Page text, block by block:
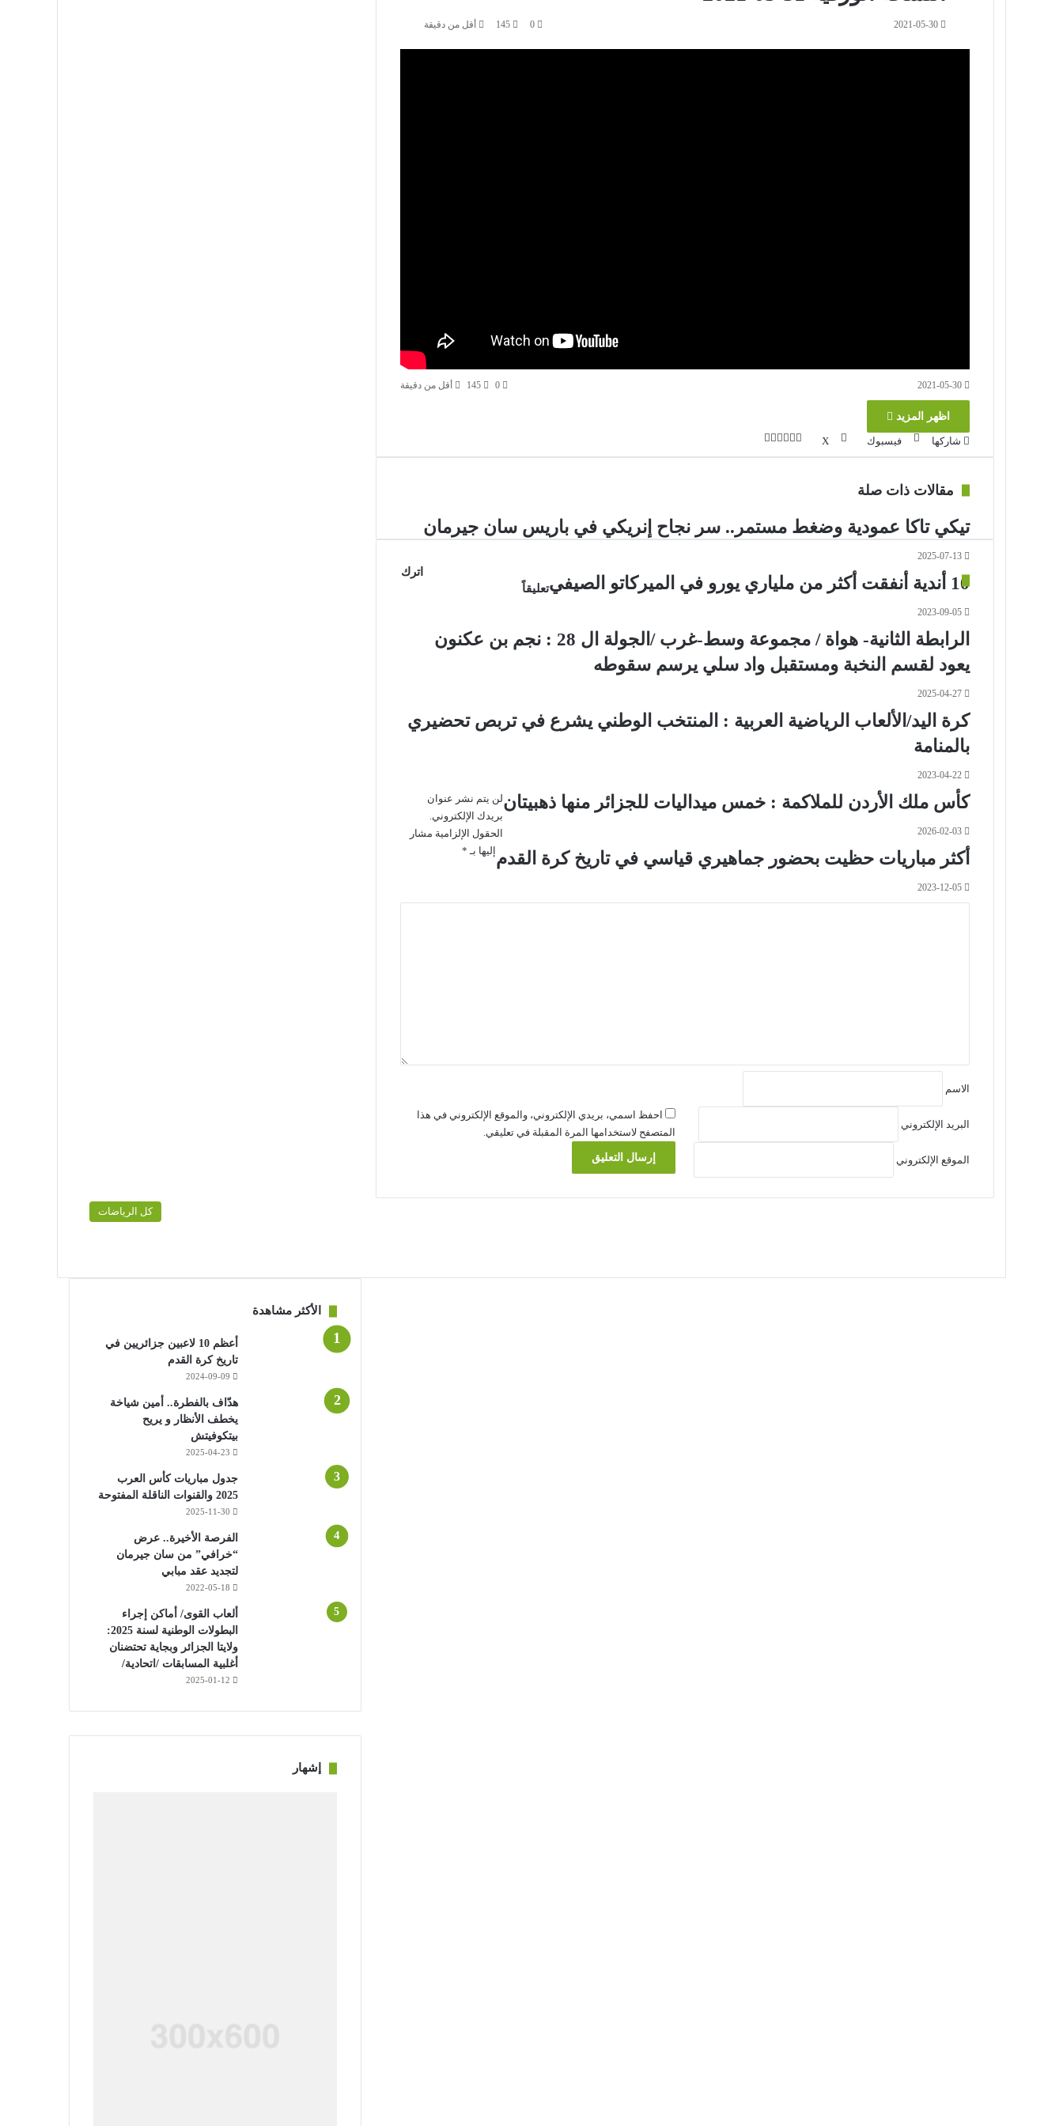
2021-05-30
0
145 أقل من دقيقة
2021-05-30
0
145 أقل من دقيقة
اظهر المزيد
شاركها فيسبوك ‫X
عبر
مقالات ذات صلة
تيكي تاكا عمودية وضغط مستمر.. سر نجاح إنريكي في باريس سان جيرمان
2025-07-13
10 أندية أنفقت أكثر من ملياري يورو في الميركاتو الصيفي
2023-09-05
الرابطة الثانية- هواة / مجموعة وسط-غرب /الجولة ال 28 : نجم بن عكنون
يعود لقسم النخبة ومستقبل واد سلي يرسم سقوطه
2025-04-27
كرة اليد/الألعاب الرياضية العربية : المنتخب الوطني يشرع في تربص تحضيري
بالمنامة
2023-04-22
كأس ملك الأردن للملاكمة : خمس ميداليات للجزائر منها ذهبيتان
2026-02-03
أكثر مباريات حظيت بحضور جماهيري قياسي في تاريخ كرة القدم
2023-12-05
اترك
تعليقاً
لن يتم نشر عنوان
بريدك الإلكتروني.
الحقول الإلزامية مشار
إليها بـ *
الاسم
البريد الإلكتروني
الموقع الإلكتروني
احفظ اسمي، بريدي الإلكتروني، والموقع الإلكتروني في هذا
المتصفح لاستخدامها المرة المقبلة في تعليقي.
كل الرياضات
الأكثر مشاهدة
أعظم 10 لاعبين جزائريين في
تاريخ كرة القدم
2024-09-09
هدّاف بالفطرة.. أمين شياخة
يخطف الأنظار و يريح
بيتكوفيتش
2025-04-23
جدول مباريات كأس العرب
2025 والقنوات الناقلة المفتوحة
2025-11-30
الفرصة الأخيرة.. عرض
“خرافي” من سان جيرمان
لتجديد عقد مبابي
2022-05-18
ألعاب القوى/ أماكن إجراء
البطولات الوطنية لسنة 2025:
ولايتا الجزائر وبجاية تحتضنان
أغلبية المسابقات /اتحادية/
2025-01-12
إشهار